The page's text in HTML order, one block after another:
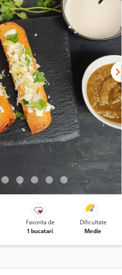
Favorita de
1 bucatari
Dificultate
Medie